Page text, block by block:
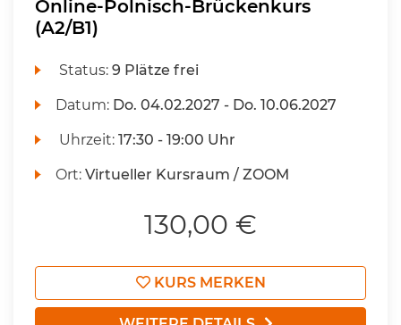
Online-Polnisch-Brückenkurs
(A2/B1)
Status:9 Plätze frei
Datum: Do. 04.02.2027 - Do. 10.06.2027
Uhrzeit:17:30 - 19:00 Uhr
Ort:Virtueller Kursraum / ZOOM
130,00 €
KURS MERKEN